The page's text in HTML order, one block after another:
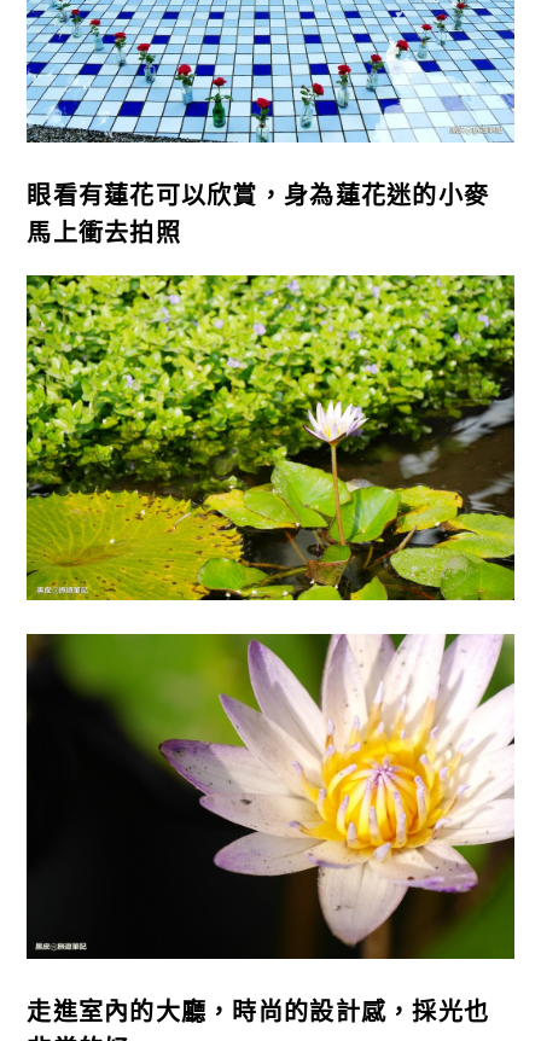
眼看有蓮花可以欣賞，身為蓮花迷的小麥
馬上衝去拍照
走進室內的大廳，時尚的設計感，採光也